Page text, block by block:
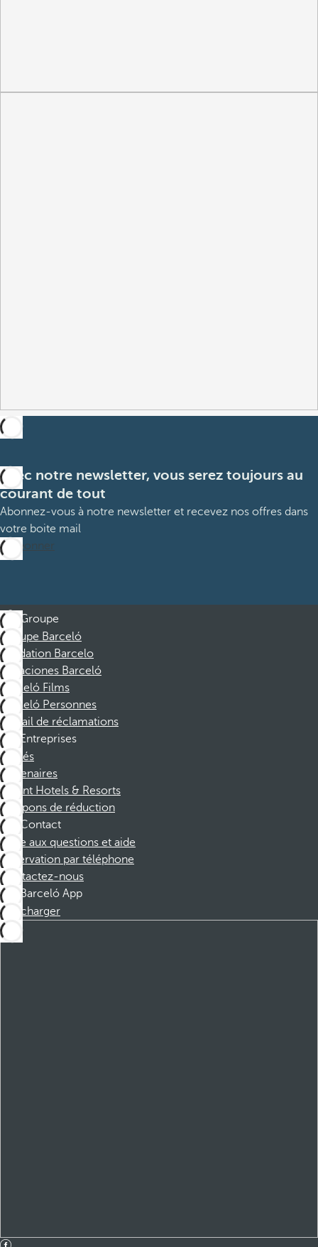
Avec notre newsletter, vous serez toujours au
courant de tout
Abonnez-vous à notre newsletter et recevez nos offres dans
votre boite mail
M’abonner
Groupe
Groupe Barceló
Fondation Barcelo
Vacaciones Barceló
Barceló Films
Barceló Personnes
Portail de réclamations
Entreprises
Affiliés
Partenaires
Dorint Hotels & Resorts
Coupons de réduction
Contact
Foire aux questions et aide
Réservation par téléphone
Contactez-nous
Barceló App
Télécharger